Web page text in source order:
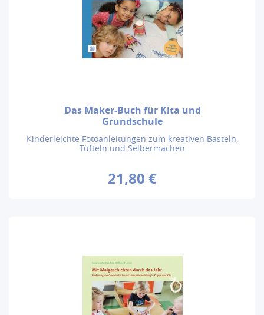
Das Maker-Buch für Kita und
Grundschule
Kinderleichte Fotoanleitungen zum kreativen Basteln,
Tüfteln und Selbermachen
21,80 €